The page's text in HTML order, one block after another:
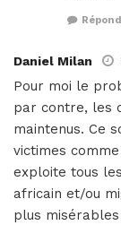
Daniel Milan
Pour moi le
par contre, les
maintenus. Ce
victimes
exploite tous
africain et/ou
plus